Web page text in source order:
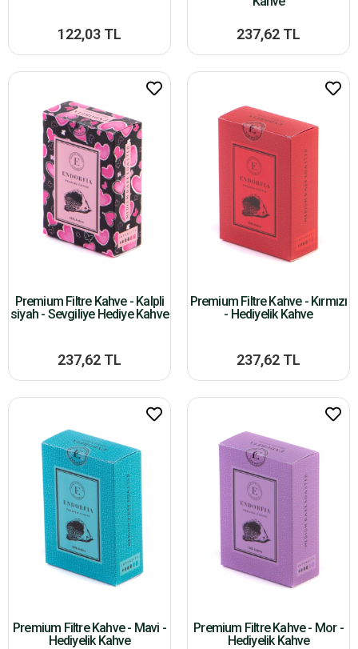
122,03 TL 237,62 TL
Premium Filtre Kahve - Kalpli
siyah - Sevgiliye Hediye Kahve
237,62 TL
Premium Filtre Kahve - Kırmızı
- Hediyelik Kahve
237,62 TL
Premium Filtre Kahve - Mavi -
Hediyelik Kahve
Premium Filtre Kahve - Mor -
Hediyelik Kahve